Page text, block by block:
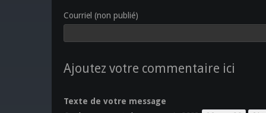
Courriel (non publié)
Ajoutez votre commentaire ici
Texte de votre message